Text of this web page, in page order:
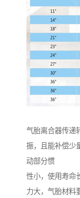
气胎离合器传递
振，且能补偿少
动部分惯
性小，使用寿命
力大，气胎材料